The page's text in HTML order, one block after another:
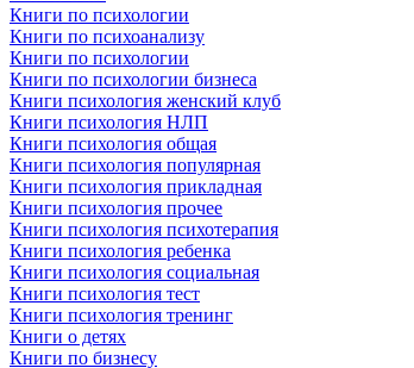
Книги по психологии
Книги по психоанализу
Книги по психологии
Книги по психологии бизнеса
Книги психология женский клуб
Книги психология НЛП
Книги психология общая
Книги психология популярная
Книги психология прикладная
Книги психология прочее
Книги психология психотерапия
Книги психология ребенка
Книги психология социальная
Книги психология тест
Книги психология тренинг
Книги о детях
Книги по бизнесу